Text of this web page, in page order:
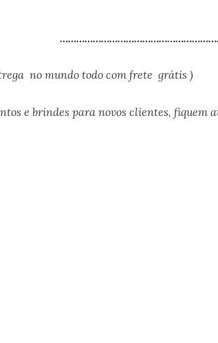
no mundo todo com frete grátis )
e brindes para novos clientes, fiquem